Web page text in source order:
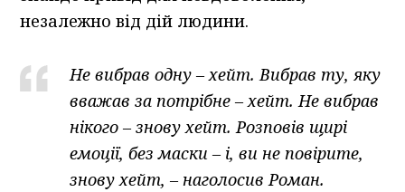
незалежно від дій людини.
Не вибрав одну – хейт. Вибрав ту, яку
вважав за потрібне – хейт. Не вибрав
нікого – знову хейт. Розповів щирі
емоції, без маски – і, ви не повірите,
знову хейт, – наголосив Роман.